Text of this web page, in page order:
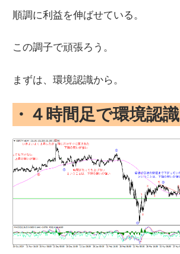
順調に利益を伸ばせている。
この調子で頑張ろう。
まずは、環境認識から。
・４時間足で環境認識